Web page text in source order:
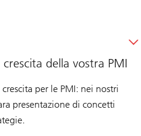
della vostra PMI
per le PMI: nei nostri
presentazione di concetti